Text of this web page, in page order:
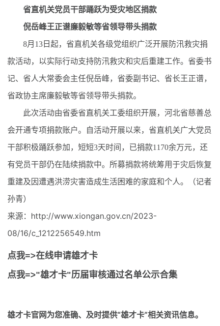
省直机关党员干部踊跃为受灾地区捐款
倪岳峰王正谱廉毅敏等省领导带头捐款
8月13日起，省直机关各级党组织广泛开展防汛救灾捐
款活动，以实际行动支持防汛救灾和灾后重建工作。省委书
记、省人大常委会主任倪岳峰，省委副书记、省长王正谱，
省政协主席廉毅敏等省领导带头捐款。
此次活动由省委省直机关工委组织开展，河北省慈善总
会开通专项捐款账户。自活动开展以来，省直机关广大党员
干部积极踊跃参加，短短3天时间，已捐款1170余万元，还
有党员干部仍在陆续捐款中。所募捐款将统筹用于灾后恢复
重建及因遭遇洪涝灾害造成生活困难的家庭和个人。（记者
孙青）
来源：http://www.xiongan.gov.cn/2023-
08/16/c_1212256549.htm
点我=>在线申请雄才卡
点我=>"雄才卡"历届审核通过名单公示合集
雄才卡官网为您准确、及时提供“雄才卡”相关资讯信息。